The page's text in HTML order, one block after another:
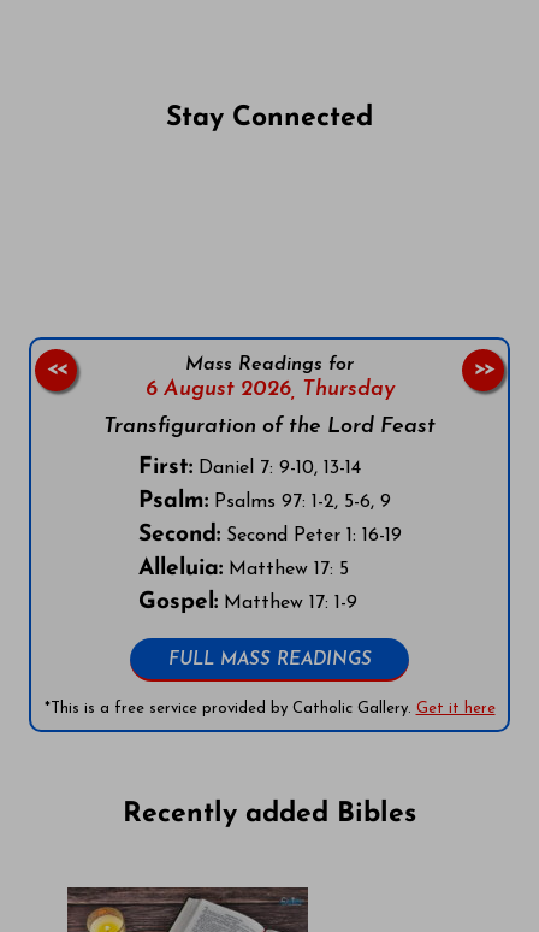
Stay Connected
Mass Readings for
6 August 2026, Thursday
Transfiguration of the Lord Feast
First:Daniel 7: 9-10, 13-14
Psalm:Psalms 97: 1-2, 5-6, 9
Second:Second Peter 1: 16-19
Alleluia:Matthew 17: 5
Gospel:Matthew 17: 1-9
FULL MASS READINGS
*This is a free service provided by Catholic Gallery. Get it here
<< >>
Recently added Bibles